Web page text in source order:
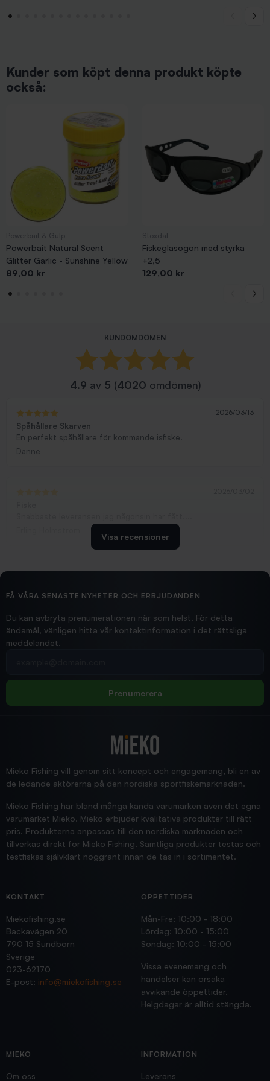
Kunder som köpt denna produkt köpte
också:
Powerbait Natural Scent
Glitter Garlic - Sunshine Yellow
Pris
89,00 kr
Fiskeglasögon med styrka
+2,5
Pris
129,00 kr
KUNDOMDÖMEN
4.9 av 5 (4020 omdömen)
2026/03/13
Spåhållare Skarven
En perfekt spåhållare för kommande isfiske.
Danne
2026/02/19
Hittade exakt vad jag behövde. Snabb och bra...
Jensa
Visa recensioner
FÅ VÅRA SENASTE NYHETER OCH ERBJUDANDEN
Du kan avbryta prenumerationen när som helst. För detta
ändamål, vänligen hitta vår kontaktinformation i det rättsliga
meddelandet.
Prenumerera
Mieko Fishing vill genom sitt koncept och engagemang, bli en av
de ledande aktörerna på den nordiska sportfiskemarknaden.
Mieko Fishing har bland många kända varumärken även det egna
varumärket Mieko. Mieko erbjuder kvalitativa produkter till rätt
pris. Produkterna anpassas till den nordiska marknaden och
tillverkas direkt för Mieko Fishing. Samtliga produkter testas och
testfiskas självklart noggrant innan de tas in i sortimentet.
KONTAKT
Miekofishing.se
Backavägen 20
790 15 Sundborn
Sverige
023-62170
E-post: info@miekofishing.se
ÖPPETTIDER
Mån-Fre: 10:00 - 18:00
Lördag: 10:00 - 15:00
Söndag: 10:00 - 15:00
Vissa evenemang och
händelser kan orsaka
avvikande öppettider.
Helgdagar är alltid stängda.
MIEKO
Om oss
INFORMATION
Leverans